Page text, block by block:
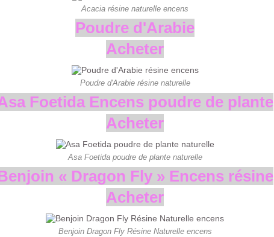
Acacia résine naturelle encens
Poudre d'Arabie
Acheter
Poudre d'Arabie résine naturelle
Foetida Encens poudre de plante
Acheter
Asa Foetida poudre de plante naturelle
« Dragon Fly » Encens résine
Acheter
Benjoin Dragon Fly Résine Naturelle encens